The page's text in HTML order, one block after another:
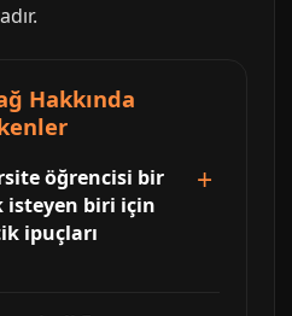
Hakkında
öğrencisi bir
isteyen biri için
ipuçları